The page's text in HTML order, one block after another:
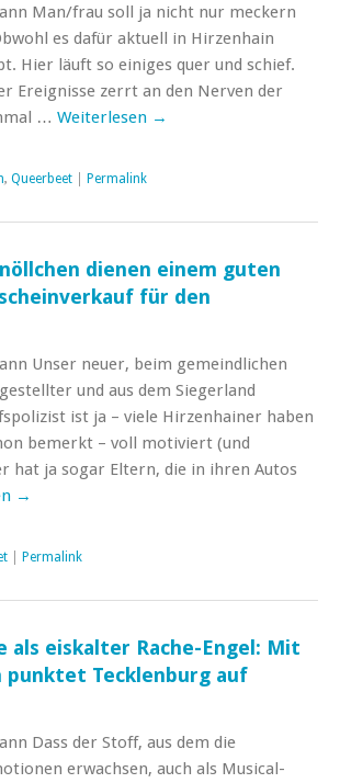
Man/frau soll ja nicht nur meckern
es dafür aktuell in Hirzenhain
Hier läuft so einiges quer und schief.
Ereignisse zerrt an den Nerven der
… Weiterlesen →
, Queerbeet Permalink
dienen einem guten
für den
Unser neuer, beim gemeindlichen
und aus dem Siegerland
ist ja – viele Hirzenhainer haben
bemerkt – voll motiviert (und
hat ja sogar Eltern, die in ihren Autos
→
Permalink
als eiskalter Rache-Engel: Mit
punktet Tecklenburg auf
Dass der Stoff, aus dem die
erwachsen, auch als Musical-